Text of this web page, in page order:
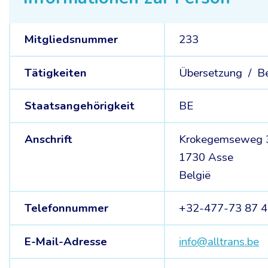
Mitgliedsnummer 233
Tätigkeiten Übersetzung /
Staatsangehörigkeit BE
Anschrift
Krokegemseweg
1730 Asse
België
Telefonnummer +32-477-73 87
E-Mail-Adresse info@alltrans.be